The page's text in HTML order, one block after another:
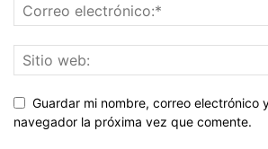
Guardar mi nombre, correo electrónico
navegador la próxima vez que comente.